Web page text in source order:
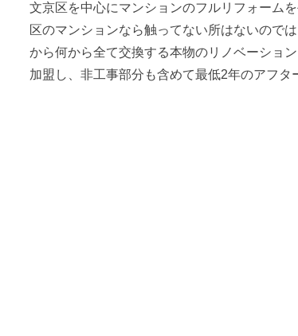
文京区を中心にマンションのフルリフォーム
区のマンションなら触ってない所はないので
から何から全て交換する本物のリノベーショ
加盟し、非工事部分も含めて最低2年のアフ